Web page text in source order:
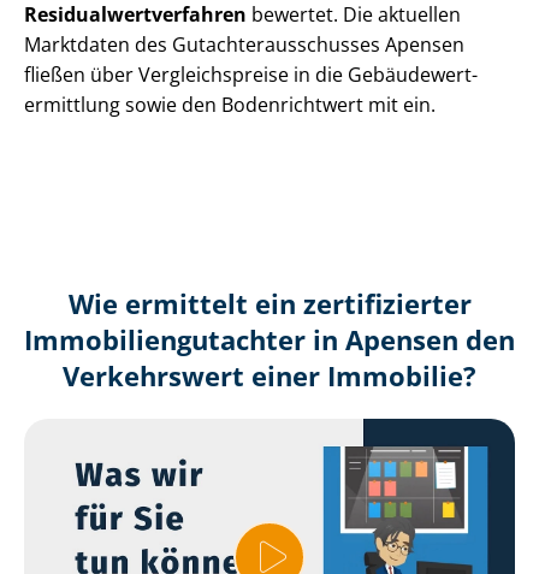
Re­si­du­al­wert­ver­fah­ren bewertet. Die aktuellen
Marktdaten des Gut­ach­ter­aus­schus­ses Apensen
fließen über Ver­gleichs­prei­se in die Ge­bäu­de­wert­
ermitt­lung sowie den Bodenrichtwert mit ein.
Wie ermittelt ein zertifizierter
Immobilien­gutachter in Apensen den
Verkehrswert einer Immobilie?